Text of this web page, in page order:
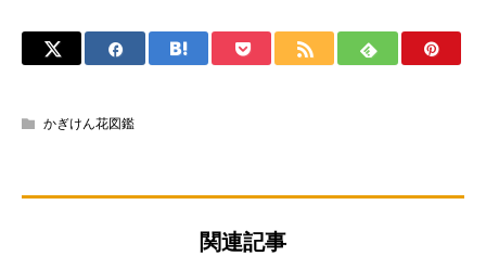
かぎけん花図鑑
関連記事